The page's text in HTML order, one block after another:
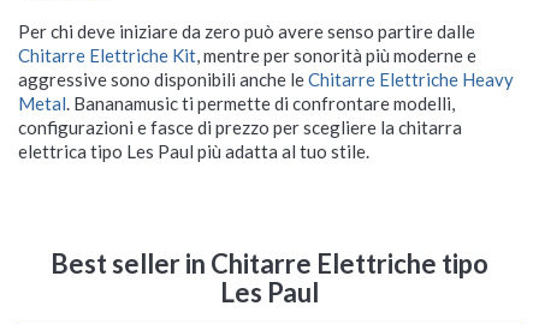
Per chi deve iniziare da zero può avere senso partire dalle
Chitarre Elettriche Kit, mentre per sonorità più moderne e
aggressive sono disponibili anche leChitarre Elettriche Heavy
Metal. Bananamusic ti permette di confrontare modelli,
configurazioni e fasce di prezzo per scegliere la chitarra
elettrica tipo Les Paul più adatta al tuo stile.
Best sellerin Chitarre Elettriche tipo
Les Paul